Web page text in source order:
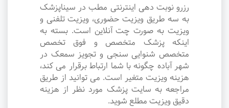
رزرو نوبت دهی اینترنتی مطب در سیناپزشک
به سه طریق ویزیت حضوری، ویزیت تلفنی و
ویزیت به صورت چت آنلاین است. بسته به
اینکه پزشک متخصص و فوق تخصص
متخصص شنوایی سنجی و تجویز سمعک در
شهر آباده چگونه با شما ارتباط برقرار می کند،
هزینه ویزیت متغیر است. می توانید از طریق
مراجعه به سایت پزشک مورد نظر از هزینه
دقیق ویزیت مطلع شوید.